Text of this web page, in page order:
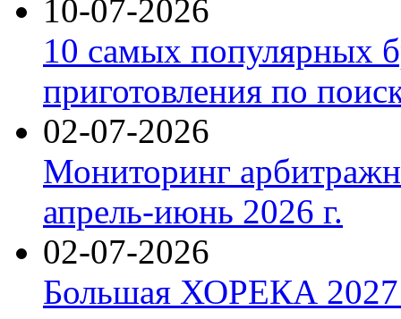
10-07-2026
10 самых популярных
приготовления по
02-07-2026
Мониторинг
апрель-июнь 2026 г.
02-07-2026
Большая ХОРЕКА 2027: